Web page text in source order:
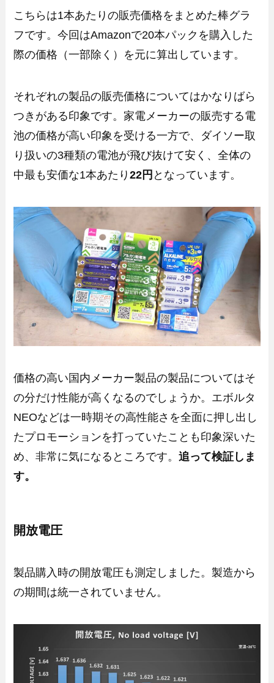
こちらは1本あたりの販売価格をまとめた棒グラ
フです。今回はAmazonで20本パックを購入した
際の価格（一部除く）を元に算出しています。
それぞれの製品の販売価格についてはかなりばら
つきがある印象です。家電メーカーの販売する電
池の価格が高い印象を受ける一方で、ダイソー取
り扱いの3種類の電池が飛び抜けて安く、全体の
中最も安価な1本あたり22円 となっています。
価格の高い国内メーカー製品の製品についてはそ
の分だけ性能が高くなるのでしょうか。エボルタ
NEOなどは一時期その高性能さを全面に押し出し
たプロモーションを打っていたことも印象深いた
め、非常に気になるところです。追って検証しま
す。
開放電圧
製品購入時の開放電圧も測定しました。製造から
の期間は統一されていません。